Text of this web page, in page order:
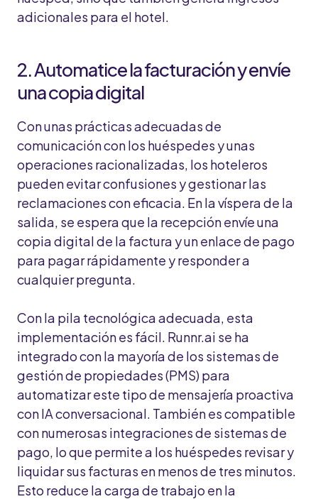
adicionales para el hotel.
2. Automatice la facturación y envíe
una copia digital
Con unas prácticas adecuadas de
comunicación con los huéspedes y unas
operaciones racionalizadas, los hoteleros
pueden evitar confusiones y gestionar las
reclamaciones con eficacia. En la víspera de la
salida, se espera que la recepción envíe una
copia digital de la factura y un enlace de pago
para pagar rápidamente y responder a
cualquier pregunta.
Con la pila tecnológica adecuada, esta
implementación es fácil. Runnr.ai se ha
integrado con la mayoría de los sistemas de
gestión de propiedades (PMS) para
automatizar este tipo de mensajería proactiva
con IA conversacional. También es compatible
con numerosas integraciones de sistemas de
pago, lo que permite a los huéspedes revisar y
liquidar sus facturas en menos de tres minutos.
Esto reduce la carga de trabajo en la